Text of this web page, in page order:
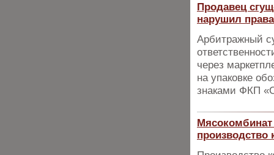
Продавец
нарушил
Арбитражный
через
на упаковке
знаками ФКП
производство